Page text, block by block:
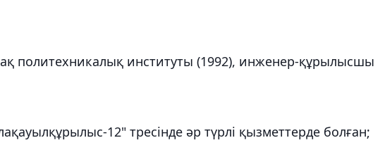
политехникалық институты (1992), инженер-құрылысшы
12" тресінде әр түрлі қызметтерде болған;